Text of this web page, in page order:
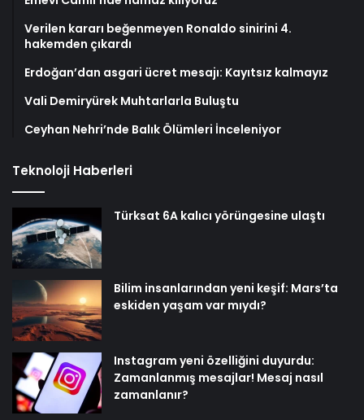
Verilen kararı beğenmeyen Ronaldo sinirini 4.
hakemden çıkardı
Erdoğan’dan asgari ücret mesajı: Kayıtsız kalmayız
Vali Demiryürek Muhtarlarla Buluştu
Ceyhan Nehri’nde Balık Ölümleri İnceleniyor
Teknoloji Haberleri
Türksat 6A kalıcı yörüngesine ulaştı
Bilim insanlarından yeni keşif: Mars’ta
eskiden yaşam var mıydı?
Instagram yeni özelliğini duyurdu:
Zamanlanmış mesajlar! Mesaj nasıl
zamanlanır?